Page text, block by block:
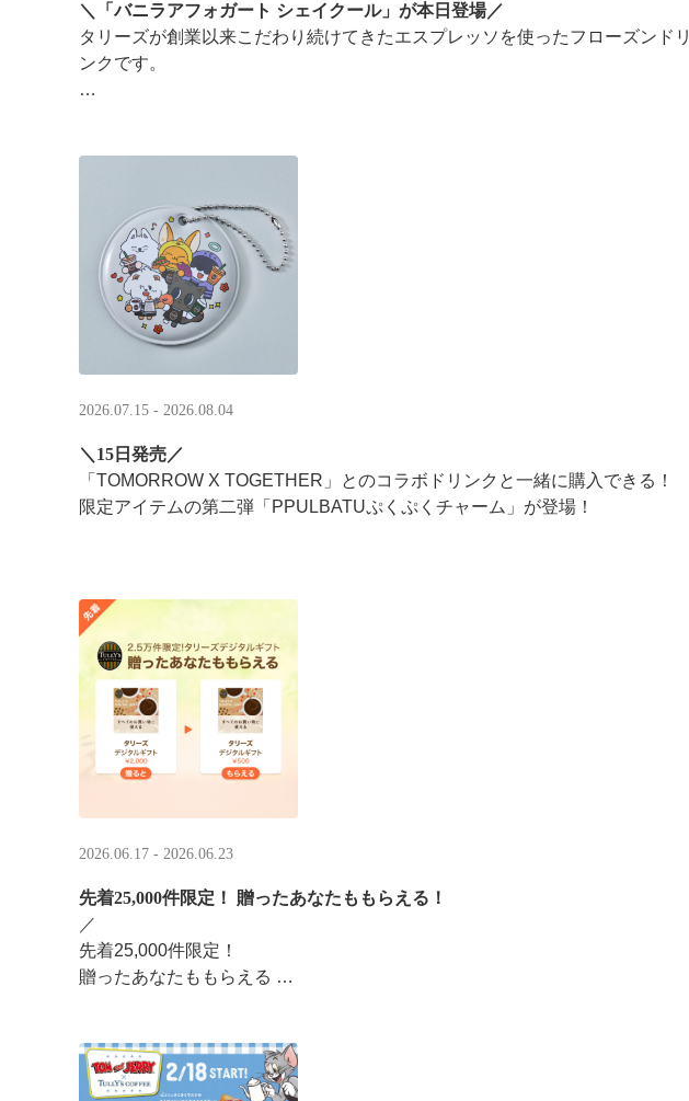
＼「バニラアフォガート シェイクール」が本日登場／
タリーズが創業以来こだわり続けてきたエスプレッソを使ったフローズンドリ
ンクです。
2026.07.15 - 2026.08.04
＼15日発売／
「TOMORROW X TOGETHER」とのコラボドリンクと一緒に購入できる！​
限定アイテムの第二弾「PPULBATUぷくぷくチャーム」​が登場！
2026.06.17 - 2026.06.23
先着25,000件限定！​ 贈ったあなたももらえる！
／ ​
先着25,000件限定！​
贈ったあなたももらえる ​
LINEギフト限定！タリーズデジタルギフト2,000円分を贈ると、自分も500円
分のデジタルギフトがもらえるキャンペーンがスタ ···